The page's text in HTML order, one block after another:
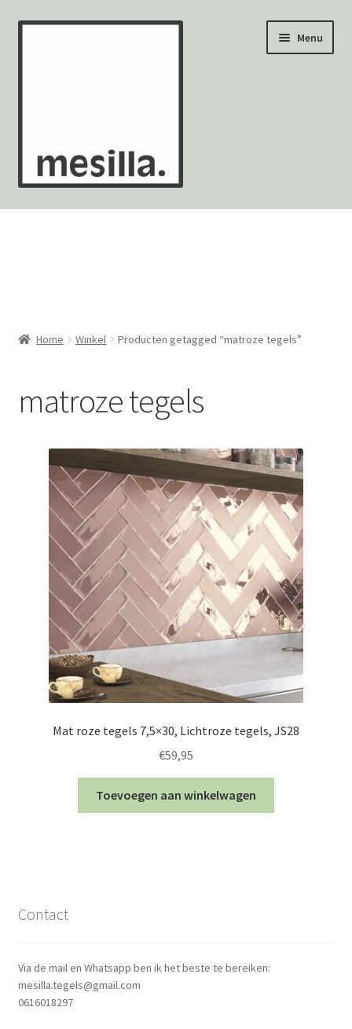
Ga
Ga
Menu
Wandtegels
Mozaïekvellen
Contact
Home Winkel Producten getagged “matroze tegels”
matroze tegels
Mat roze tegels 7,5×30, Lichtroze tegels, JS28
€59,95
Toevoegen aan winkelwagen
Contact
Via de mail en Whatsapp ben ik het beste te bereiken:
mesilla.tegels@gmail.com
0616018297